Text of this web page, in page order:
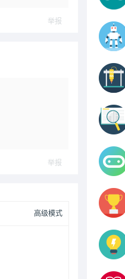
举报
举报
高级模式